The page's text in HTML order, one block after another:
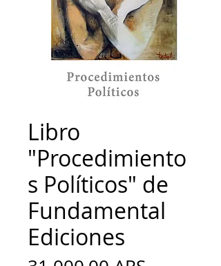
Libro
"Procedimiento
s Políticos" de
Fundamental
Ediciones